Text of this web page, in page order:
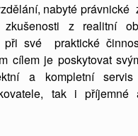
nabyté právnické
z realitní
při své praktické
cílem je poskytovat
a kompletní servis
tak i příjemné